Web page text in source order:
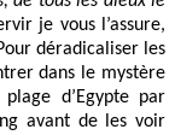
je vous l’assure,
déradicaliser les
dans le mystère
d’Egypte par
avant de les voir